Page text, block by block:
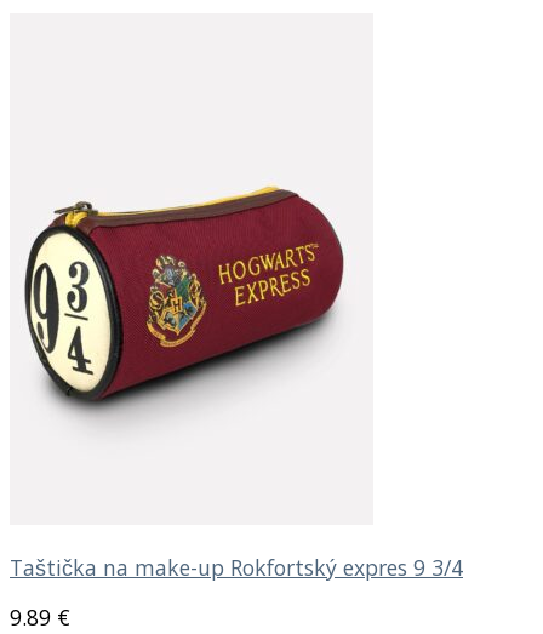
Taštička na make-up Rokfortský expres 9 3/4
9.89 €